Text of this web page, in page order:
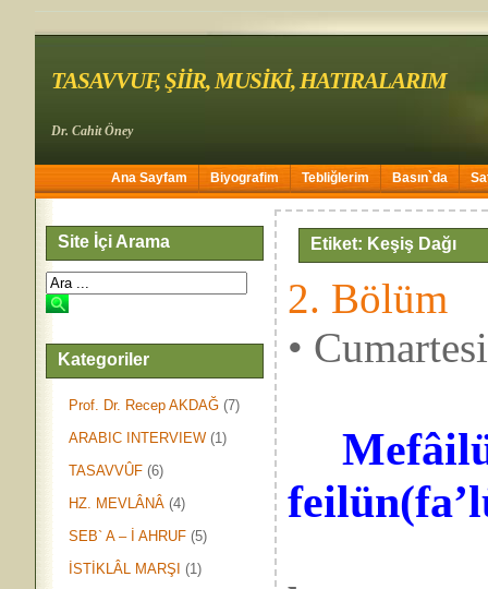
TASAVVUF, ŞİİR, MUSİKİ, HATIRALARIM
Dr. Cahit Öney
Ana Sayfam Biyografim Tebliğlerim Basın`da
Site İçi Arama
Kategoriler
Prof. Dr. Recep AKDAĞ (7)
ARABIC INTERVIEW (1)
TASAVVÛF (6)
HZ. MEVLÂNÂ (4)
SEB` A – İ AHRUF (5)
İSTİKLÂL MARŞI (1)
Etiket: Keşiş Dağı
2. Bölüm
•
feilün(